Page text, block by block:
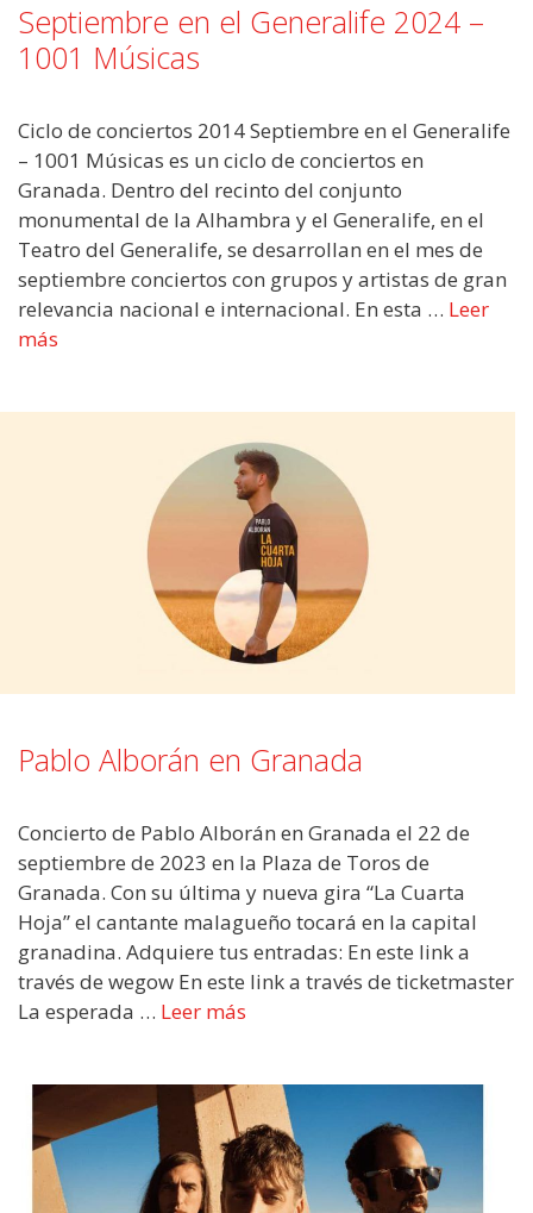
Septiembre en el Generalife 2024 –
1001 Músicas
Ciclo de conciertos 2014 Septiembre en el Generalife
– 1001 Músicas es un ciclo de conciertos en
Granada. Dentro del recinto del conjunto
monumental de la Alhambra y el Generalife, en el
Teatro del Generalife, se desarrollan en el mes de
septiembre conciertos con grupos y artistas de gran
relevancia nacional e internacional. En esta … Leer
más
Pablo Alborán en Granada
Concierto de Pablo Alborán en Granada el 22 de
septiembre de 2023 en la Plaza de Toros de
Granada. Con su última y nueva gira “La Cuarta
Hoja” el cantante malagueño tocará en la capital
granadina. Adquiere tus entradas: En este link a
través de wegow En este link a través de ticketmaster
La esperada … Leer más